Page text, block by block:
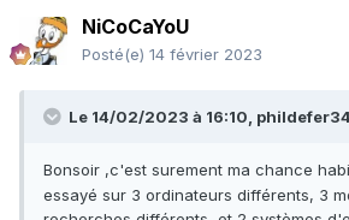
NiCoCaYoU
Posté(e) 14 février 2023
Le 14/02/2023 à 16:10, phildefer34
Bonsoir ,c'est surement ma chance
essayé sur 3 ordinateurs différents, 3